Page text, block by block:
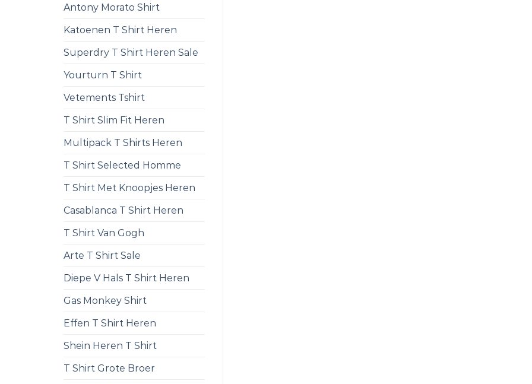
Antony Morato Shirt
Katoenen T Shirt Heren
Superdry T Shirt Heren Sale
Yourturn T Shirt
Vetements Tshirt
T Shirt Slim Fit Heren
Multipack T Shirts Heren
T Shirt Selected Homme
T Shirt Met Knoopjes Heren
Casablanca T Shirt Heren
T Shirt Van Gogh
Arte T Shirt Sale
Diepe V Hals T Shirt Heren
Gas Monkey Shirt
Effen T Shirt Heren
Shein Heren T Shirt
T Shirt Grote Broer